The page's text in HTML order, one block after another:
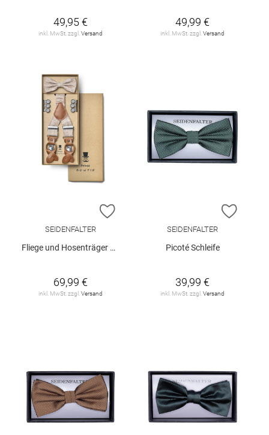
49,95 €
inkl. MwSt. zzgl. Versand
49,99 €
inkl. MwSt. zzgl. Versand
ZUR WUNSCHLISTE HINZUFÜGEN
SEIDENFALTER
Fliege und Hosenträger Set
69,99 €
inkl. MwSt. zzgl. Versand
ZUR
SEIDENFALTER
Picoté Schleife
39,99 €
inkl. MwSt. zzgl. Versand